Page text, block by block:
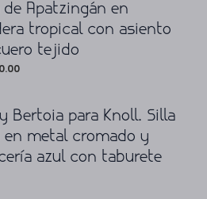
de Apatzingán en
tropical con asiento
tejido
Bertoia para Knoll. Silla
en metal cromado y
azul con taburete